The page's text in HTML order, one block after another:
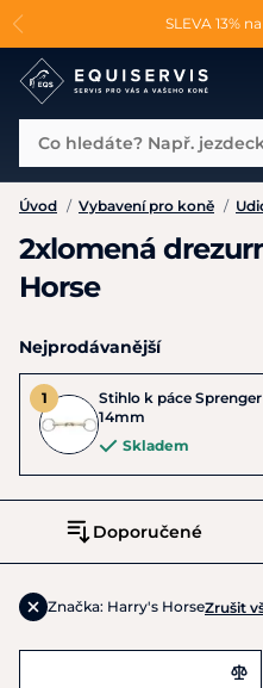
SLEVA 13%
😮 CRAZY
📐Pasování a doplňky k
Úvod / Vybavení pro koně /
2xlomená
Horse
Nejprodávanější
Stihlo k páce
14mm
Skladem
Doporučené
Značka: Harry's HorseZrušit